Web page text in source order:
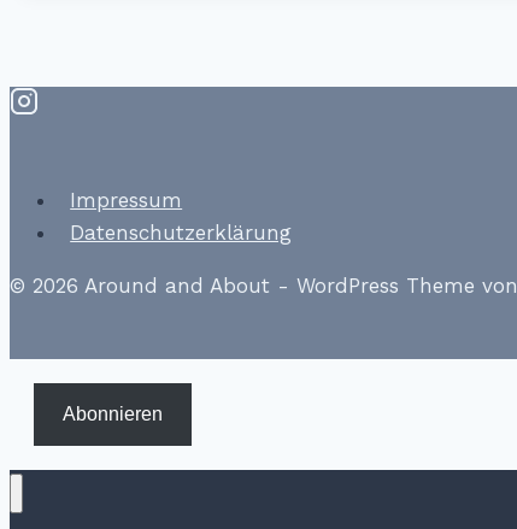
Impressum
Datenschutzerklärung
© 2026 Around and About - WordPress Theme von
Abonnieren